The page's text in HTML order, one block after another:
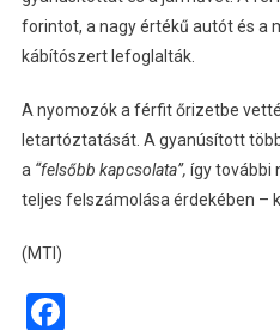
forintot, a nagy értékű autót és a
kábítószert lefoglalták.
A nyomozók a férfit őrizetbe
letartóztatását. A gyanúsított
a “felsőbb kapcsolata”, így további
teljes felszámolása érdekében –
(MTI)
Facebook